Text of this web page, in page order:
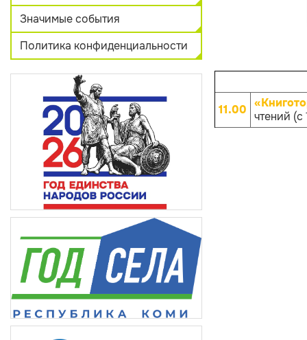
Значимые события
Политика конфиденциальности
11.00 чтений (с